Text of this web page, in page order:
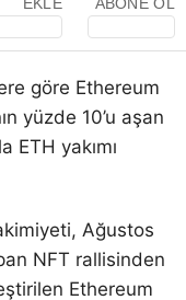
göre Ethereum
yüzde 10’u aşan
ETH yakımı
Ağustos
NFT rallisinden
Ethereum